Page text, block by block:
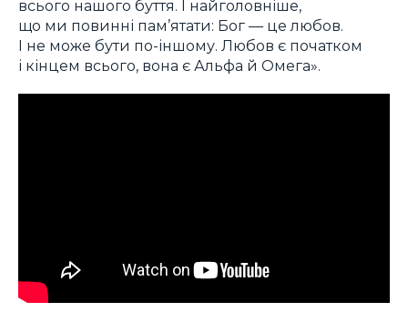
всього нашого буття. І найголовніше,
що ми повинні пам’ятати: Бог — це любов.
І не може бути по-іншому. Любов є початком
і кінцем всього, вона є Альфа й Омега».